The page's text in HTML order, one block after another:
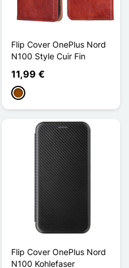
Flip Cover OnePlus Nord
N100 Style Cuir Fin
11,99 €
Braun
Flip Cover OnePlus Nord
N100 Kohlefaser